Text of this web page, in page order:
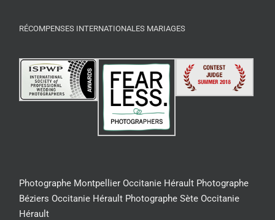
RÉCOMPENSES INTERNATIONALES MARIAGES
Photographe Montpellier Occitanie Hérault Photographe
Béziers Occitanie Hérault Photographe Sète Occitanie
Hérault